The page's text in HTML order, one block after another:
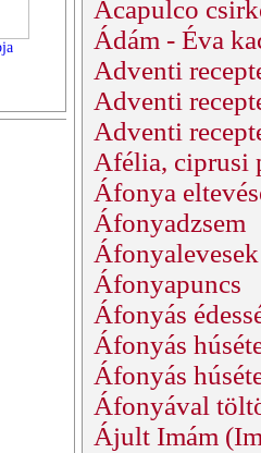
Acapulco
Ádám - Éva
Adventi
Adventi
Adventi
Afélia, ciprusi
Áfonya
Áfonyadzsem
Áfonyalevesek
Áfonyapuncs
Áfonyás
Áfonyás
Áfonyás
Áfonyával
Ájult Imám